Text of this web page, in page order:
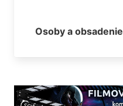
Osoby a obsadenie